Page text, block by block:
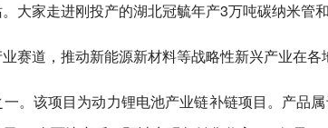
大家走进刚投产的湖北冠毓年产3万吨碳纳米管
赛道，推动新能源新材料等战略性新兴产业在各
。该项目为动力锂电池产业链补链项目。产品